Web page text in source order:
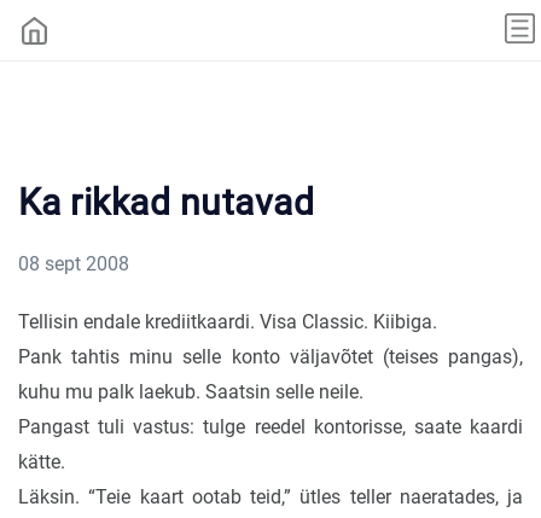
Ka rikkad nutavad
08 sept 2008
Tellisin endale krediitkaardi. Visa Classic. Kiibiga.
Pank tahtis minu selle konto väljavõtet (teises pangas),
kuhu mu palk laekub. Saatsin selle neile.
Pangast tuli vastus: tulge reedel kontorisse, saate kaardi
kätte.
Läksin. “Teie kaart ootab teid,” ütles teller naeratades, ja